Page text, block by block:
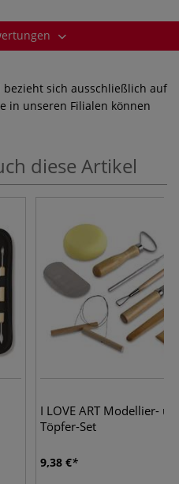
bezieht sich ausschließlich auf
in unseren Filialen können
diese Artikel
I LOVE ART Modellier-
Töpfer-Set
9,38 €